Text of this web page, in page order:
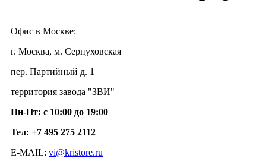
Офис в Москве:
г. Москва, м. Серпуховская
пер. Партийный д. 1
территория завода "ЗВИ"
Пн-Пт: с 10:00 до 19:00
Тел: +7 495 275 2112
E-MAIL: vi@kristore.ru